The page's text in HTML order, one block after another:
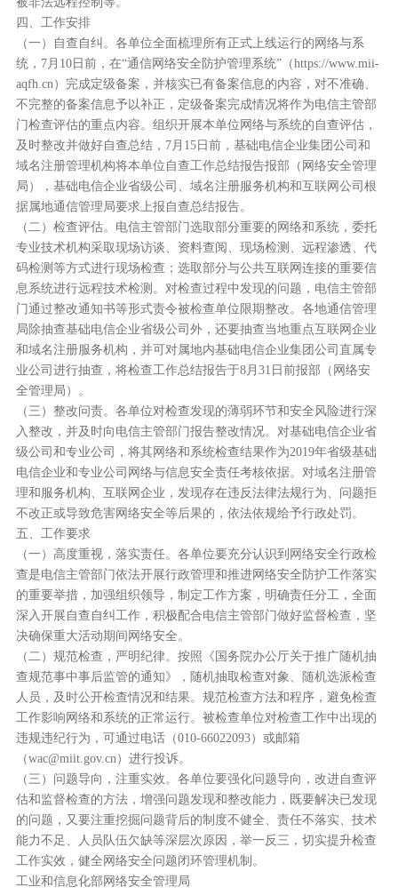
四、工作安排
（一）自查自纠。各单位全面梳理所有正式上线运行的网络与系
统，7月10日前，在“通信网络安全防护管理系统”（https://www.mii-
aqfh.cn）完成定级备案，并核实已有备案信息的内容，对不准确、
不完整的备案信息予以补正，定级备案完成情况将作为电信主管部
门检查评估的重点内容。组织开展本单位网络与系统的自查评估，
及时整改并做好自查总结，7月15日前，基础电信企业集团公司和
域名注册管理机构将本单位自查工作总结报告报部（网络安全管理
局），基础电信企业省级公司、域名注册服务机构和互联网公司根
据属地通信管理局要求上报自查总结报告。
（二）检查评估。电信主管部门选取部分重要的网络和系统，委托
专业技术机构采取现场访谈、资料查阅、现场检测、远程渗透、代
码检测等方式进行现场检查；选取部分与公共互联网连接的重要信
息系统进行远程技术检测。对检查过程中发现的问题，电信主管部
门通过整改通知书等形式责令被检查单位限期整改。各地通信管理
局除抽查基础电信企业省级公司外，还要抽查当地重点互联网企业
和域名注册服务机构，并可对属地内基础电信企业集团公司直属专
业公司进行抽查，将检查工作总结报告于8月31日前报部（网络安
全管理局）。
（三）整改问责。各单位对检查发现的薄弱环节和安全风险进行深
入整改，并及时向电信主管部门报告整改情况。对基础电信企业省
级公司和专业公司，将其网络和系统检查结果作为2019年省级基础
电信企业和专业公司网络与信息安全责任考核依据。对域名注册管
理和服务机构、互联网企业，发现存在违反法律法规行为、问题拒
不改正或导致危害网络安全等后果的，依法依规给予行政处罚。
五、工作要求
（一）高度重视，落实责任。各单位要充分认识到网络安全行政检
查是电信主管部门依法开展行政管理和推进网络安全防护工作落实
的重要举措，加强组织领导，制定工作方案，明确责任分工，全面
深入开展自查自纠工作，积极配合电信主管部门做好监督检查，坚
决确保重大活动期间网络安全。
（二）规范检查，严明纪律。按照《国务院办公厅关于推广随机抽
查规范事中事后监管的通知》，随机抽取检查对象、随机选派检查
人员，及时公开检查情况和结果。规范检查方法和程序，避免检查
工作影响网络和系统的正常运行。被检查单位对检查工作中出现的
违规违纪行为，可通过电话（010-66022093）或邮箱
（wac@miit.gov.cn）进行投诉。
（三）问题导向，注重实效。各单位要强化问题导向，改进自查评
估和监督检查的方法，增强问题发现和整改能力，既要解决已发现
的问题，又要注重挖掘问题背后的制度不健全、责任不落实、技术
能力不足、人员队伍欠缺等深层次原因，举一反三，切实提升检查
工作实效，健全网络安全问题闭环管理机制。
工业和信息化部网络安全管理局